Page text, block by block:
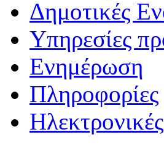
Δημοτικές
Υπηρεσίες
Ενημέρωση
Πληροφορίες